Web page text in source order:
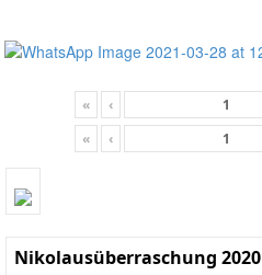
« ‹
«
‹
Nikolausüberraschung 2020